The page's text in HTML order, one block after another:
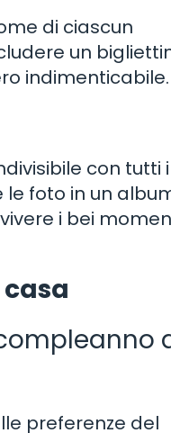
di ciascun
un
indimenticabile.
con tutti i
foto in un
i bei
preferenze del